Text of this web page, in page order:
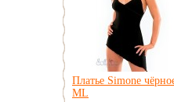
Платье Simone
ML